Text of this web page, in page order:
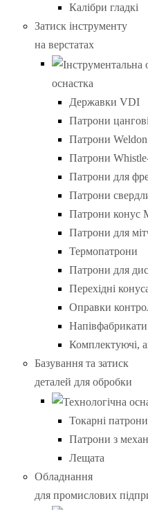
Калібри гладкі
Затиск інструменту
на верстатах
оснастка
Державки VDI
Патрони цангові
Патрони Weldon
Патрони
Патрони для
Патрони
Патрони конус
Патрони для
Термопатрони
Патрони для
Перехідні
Оправки
Напівфабрикати
Комплектуючі,
Базування та затиск
деталей для обробки
Токарні
Патрони з
Лещата
Обладнання
для промислових